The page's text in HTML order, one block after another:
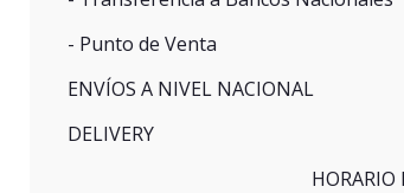
- Punto de Venta
ENVÍOS A NIVEL NACIONAL
DELIVERY
HORARIO